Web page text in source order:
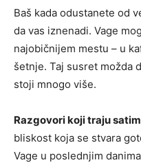
Baš kada odustanete od
da vas iznenadi. Vage
najobičnijem mestu – u
šetnje. Taj susret možda
stoji mnogo više.
Razgovori koji traju
bliskost koja se stvara
Vage u poslednjim